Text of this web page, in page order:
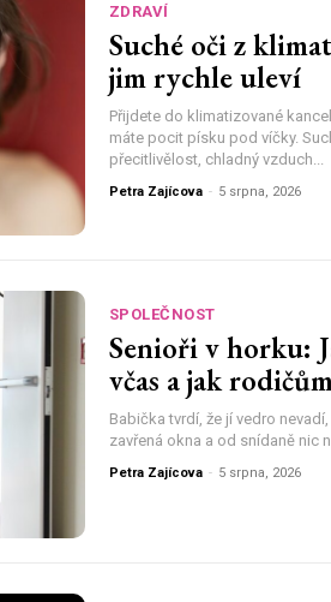
ZDRAVÍ
Suché oči z
jim rychle uleví
Přijdete do klimatizované
máte pocit písku pod víčky.
přecitlivělost, chladný vzduch...
Petra Zajícova - 5 srpna, 2026
SPOLEČNOST
Senioři v horku:
včas a jak
Babička tvrdí, že jí vedro
zavřená okna a od snídaně nic
Petra Zajícova - 5 srpna, 2026